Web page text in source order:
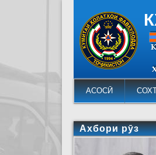
АСОСӢ
Ахбори рӯз